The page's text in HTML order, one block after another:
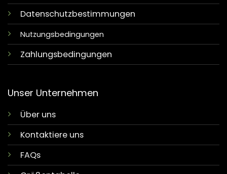
Datenschutzbestimmungen
Nutzungsbedingungen
Zahlungsbedingungen
Unser Unternehmen
Über uns
Kontaktiere uns
FAQs